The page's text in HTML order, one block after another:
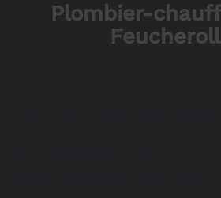
Plombier-